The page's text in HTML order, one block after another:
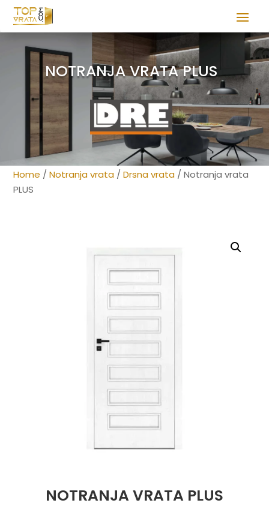
NOTRANJA VRATA PLUS
Home /Notranja vrata /Drsna vrata / Notranja vrata
PLUS
NOTRANJA VRATA PLUS